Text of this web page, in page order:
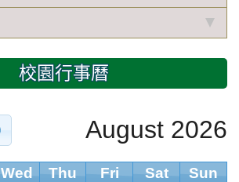
校園行事曆
August 2026
Wed Thu Fri Sat
Sun